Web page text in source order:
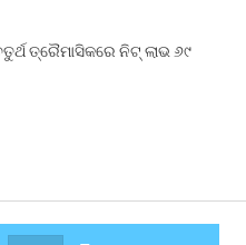
ତ୍ରୈମାସିକରେ ନିଟ୍ ଲାଭ ୬୯